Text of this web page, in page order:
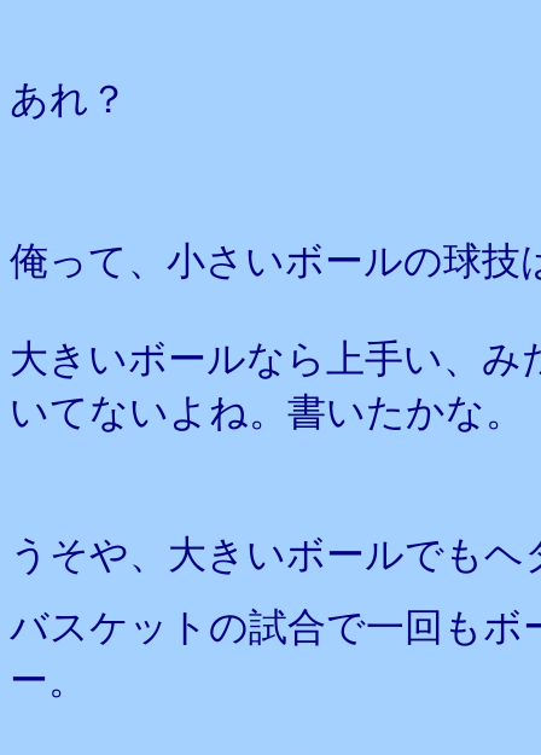
あれ？
俺って、小さいボールの球技
大きいボールなら上手い、
いてないよね。書いたかな。
うそや、大きいボールでもヘ
バスケットの試合で一回も
ー。